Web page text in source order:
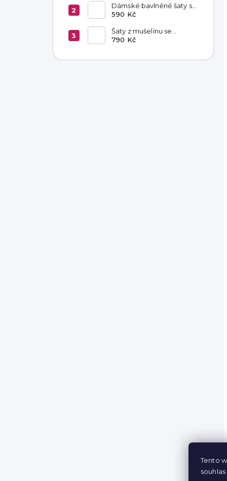
Tento
Dámské bavlněné šaty s
kapsami Chocolate
590 Kč
Šaty z mušelínu se
zavazováním v pase
790 Kč